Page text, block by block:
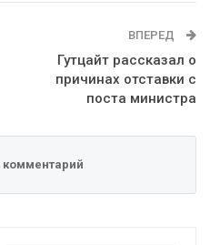
ВПЕРЕД
Гутцайт рассказал о
причинах отставки с
поста министра